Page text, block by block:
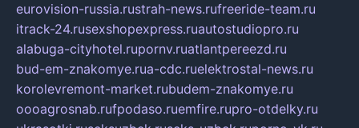
eurovision-russia.rustrah-news.rufreeride-team.ru
itrack-24.rusexshopexpress.ruautostudiopro.ru
alabuga-cityhotel.rupornv.ruatlantpereezd.ru
bud-em-znakomye.rua-cdc.ruelektrostal-news.ru
korolevremont-market.rubudem-znakomye.ru
oooagrosnab.rufpodaso.ruemfire.rupro-otdelky.ru